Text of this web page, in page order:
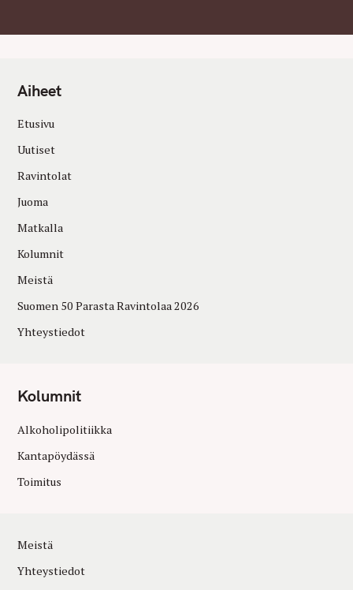
Aiheet
Etusivu
Uutiset
Ravintolat
Juoma
Matkalla
Kolumnit
Meistä
Suomen 50 Parasta Ravintolaa 2026
Yhteystiedot
Kolumnit
Alkoholipolitiikka
Kantapöydässä
Toimitus
Meistä
Yhteystiedot